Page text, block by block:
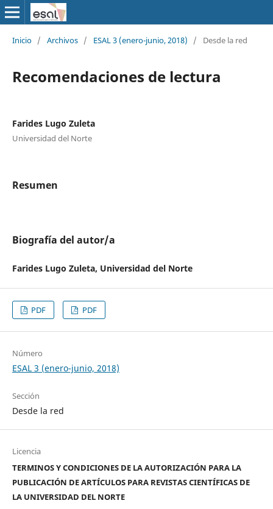
Inicio / Archivos / ESAL 3 (enero-junio, 2018) / Desde la red
Recomendaciones de lectura
Farides Lugo Zuleta
Universidad del Norte
Resumen
Biografía del autor/a
Farides Lugo Zuleta, Universidad del Norte
PDF PDF
Número
ESAL 3 (enero-junio, 2018)
Sección
Desde la red
Licencia
TERMINOS Y CONDICIONES DE LA AUTORIZACIÓN PARA LA
PUBLICACIÓN DE ARTÍCULOS PARA REVISTAS CIENTÍFICAS DE
LA UNIVERSIDAD DEL NORTE